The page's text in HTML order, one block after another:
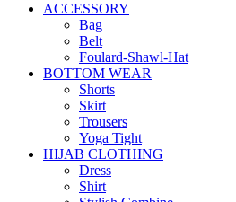
ACCESSORY
Bag
Belt
Foulard-Shawl-Hat
BOTTOM WEAR
Shorts
Skirt
Trousers
Yoga Tight
HIJAB CLOTHING
Dress
Shirt